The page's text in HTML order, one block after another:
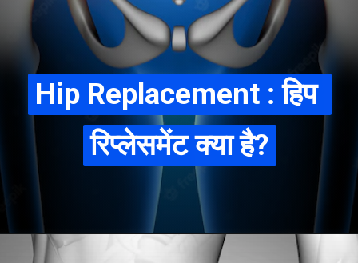
Hip Replacement : हिप
रिप्लेसमेंट क्या है?
Hip Replacement : हिप
रिप्लेसमेंट क्या है?